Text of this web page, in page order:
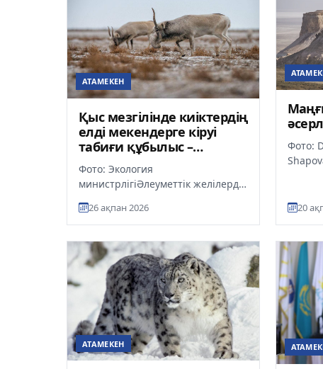
АТАМЕКЕН
Қыс мезгілінде киіктердің
елді мекендерге кіруі
табиғи құбылыс –
Фото: Экология
министрлігіӘлеуметтік желілерде
мекендерге кірген сәттері
түсірілген...
26 ақпан 2026
Фото:
20
АТАМЕКЕН